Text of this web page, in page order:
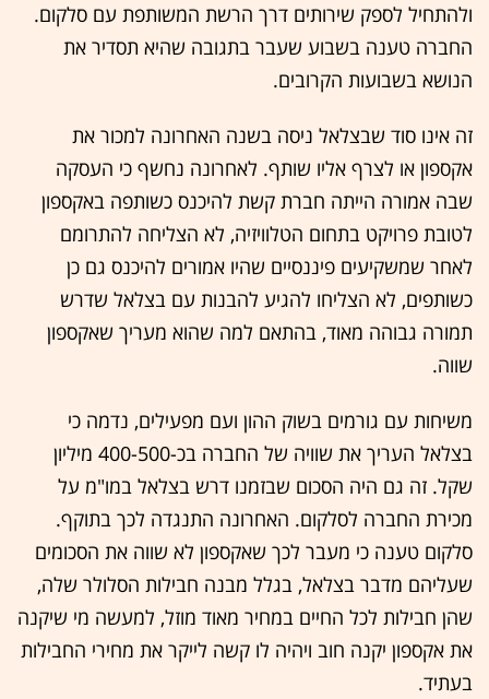
ולהתחיל לספק שירותים דרך הרשת המשותפת עם סלקום.
החברה טענה בשבוע שעבר בתגובה שהיא תסדיר את
הנושא בשבועות הקרובים.
זה אינו סוד שבצלאל ניסה בשנה האחרונה למכור את
אקספון או לצרף אליו שותף. לאחרונה נחשף כי העסקה
שבה אמורה הייתה חברת קשת להיכנס כשותפה באקספון
לטובת פרויקט בתחום הטלוויזיה, לא הצליחה להתרומם
לאחר שמשקיעים פיננסיים שהיו אמורים להיכנס גם כן
כשותפים, לא הצליחו להגיע להבנות עם בצלאל שדרש
תמורה גבוהה מאוד, בהתאם למה שהוא מעריך שאקספון
שווה.
משיחות עם גורמים בשוק ההון ועם מפעילים, נדמה כי
בצלאל העריך את שוויה של החברה בכ-400-500 מיליון
שקל. זה גם היה הסכום שבזמנו דרש בצלאל במו"מ על
מכירת החברה לסלקום. האחרונה התנגדה לכך בתוקף.
סלקום טענה כי מעבר לכך שאקספון לא שווה את הסכומים
שעליהם מדבר בצלאל, בגלל מבנה חבילות הסלולר שלה,
שהן חבילות לכל החיים במחיר מאוד מוזל, למעשה מי שיקנה
את אקספון יקנה חוב ויהיה לו קשה לייקר את מחירי החבילות
בעתיד.